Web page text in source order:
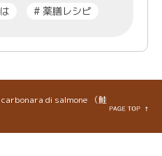
# 薬膳レシピ
carbonara di salmone （鮭